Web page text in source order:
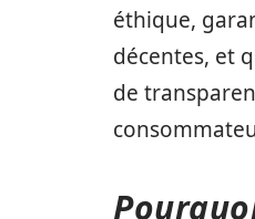
éthique,
décentes, et
de